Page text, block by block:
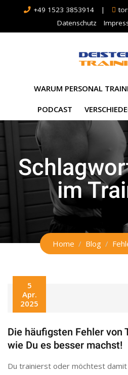
+49 1523 3853914 |
Datenschutz
WARUM PERSONAL
PODCAST
im
Home Blog
5
Apr.
2025
Die häufigsten Fehler von
wie Du es besser machst!
Du trainierst oder möchtest damit